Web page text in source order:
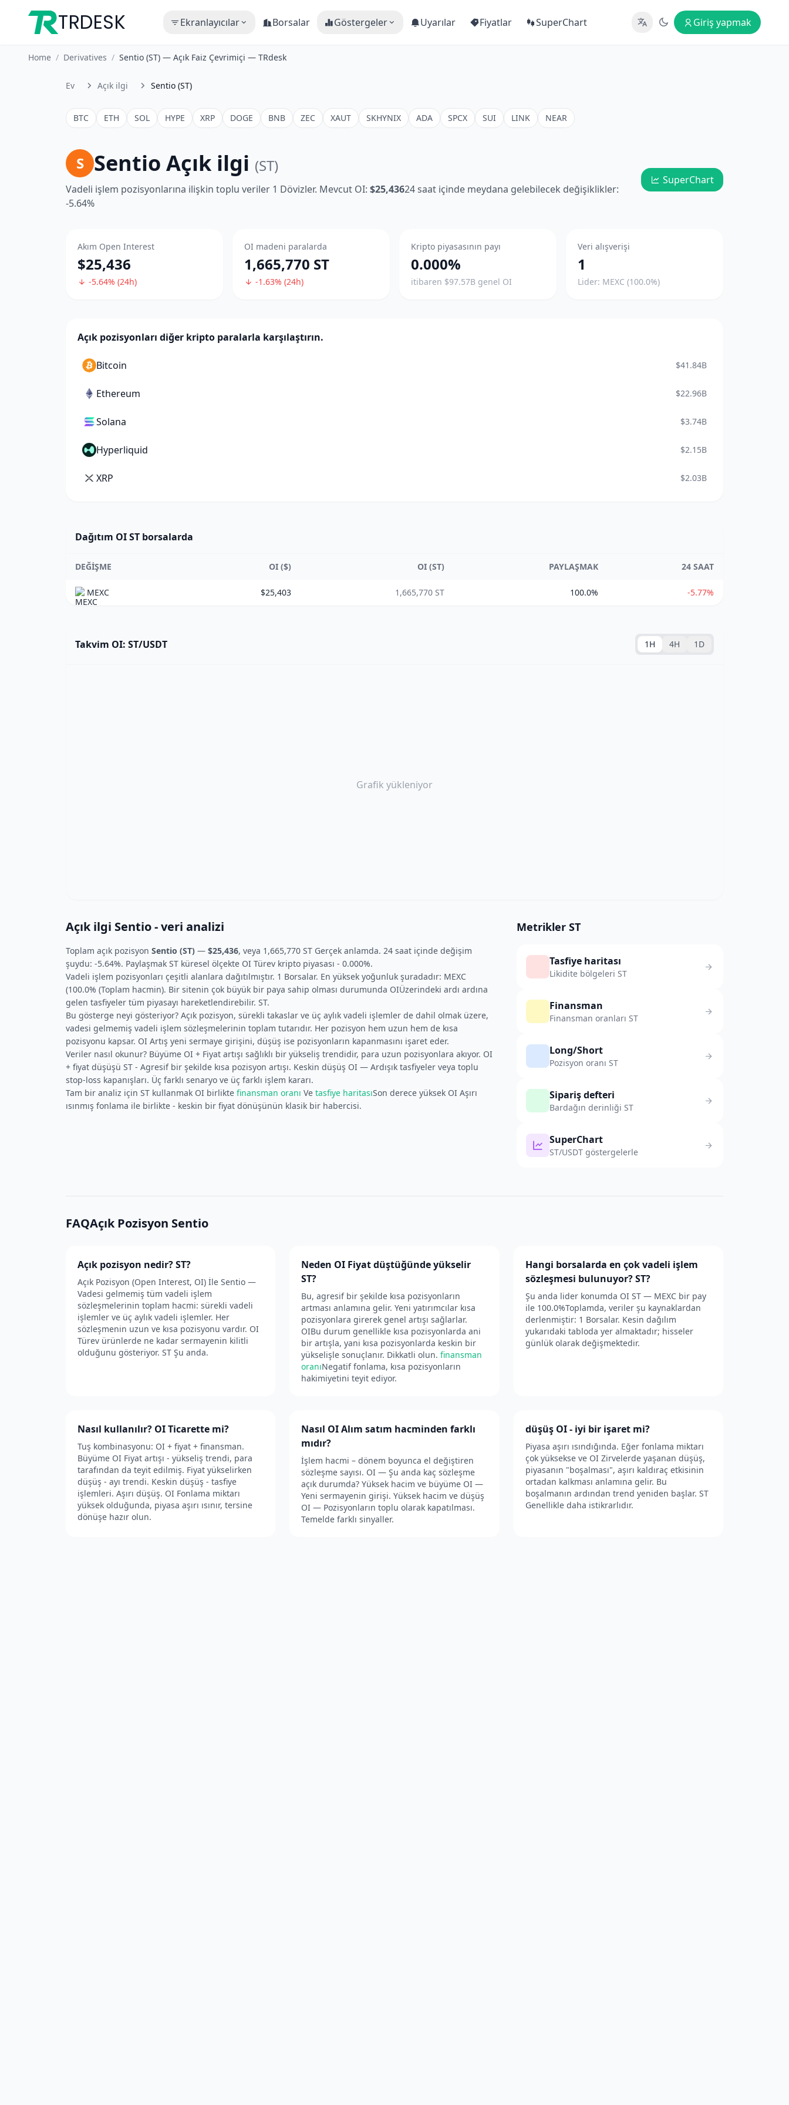
TRDESK Ekranlayıcılar Borsalar Göstergeler Uyarılar Fiyatlar SuperChart Giriş yapmak
Home / Derivatives / Sentio (ST) — Açık Faiz Çevrimiçi — TRdesk
Ev Açık ilgi Sentio (ST)
BTC ETH SOL HYPE XRP DOGE BNB ZEC XAUT SKHYNIX ADA SPCX SUI LINK NEAR
S Sentio Açık ilgi (ST)
Vadeli işlem pozisyonlarına ilişkin toplu veriler 1 Dövizler. Mevcut OI: $25,43624 saat içinde meydana gelebilecek değişiklikler:
-5.64%
SuperChart
Akım Open Interest
$25,436
-5.64% (24h)
OI madeni paralarda
1,665,770 ST
-1.63% (24h)
Kripto piyasasının payı
0.000%
itibaren $97.57B genel OI
Veri alışverişi
1
Lider: MEXC (100.0%)
Açık pozisyonları diğer kripto paralarla karşılaştırın.
Bitcoin $41.84B
Ethereum $22.96B
Solana $3.74B
Hyperliquid $2.15B
XRP $2.03B
Dağıtım OI ST borsalarda
DEĞIŞME OI ($) OI (ST) PAYLAŞMAK 24 SAAT
MEXC $25,403 1,665,770 ST 100.0% -5.77%
Takvim OI: ST/USDT 1H 4H 1D
Grafik yükleniyor
Açık ilgi Sentio - veri analizi
Toplam açık pozisyon Sentio (ST) — $25,436, veya 1,665,770 ST Gerçek anlamda. 24 saat içinde değişim
şuydu: -5.64%. Paylaşmak ST küresel ölçekte OI Türev kripto piyasası - 0.000%.
Vadeli işlem pozisyonları çeşitli alanlara dağıtılmıştır. 1 Borsalar. En yüksek yoğunluk şuradadır: MEXC
(100.0% (Toplam hacmin). Bir sitenin çok büyük bir paya sahip olması durumunda OIÜzerindeki ardı ardına
gelen tasfiyeler tüm piyasayı hareketlendirebilir. ST.
Bu gösterge neyi gösteriyor? Açık pozisyon, sürekli takaslar ve üç aylık vadeli işlemler de dahil olmak üzere,
vadesi gelmemiş vadeli işlem sözleşmelerinin toplam tutarıdır. Her pozisyon hem uzun hem de kısa
pozisyonu kapsar. OI Artış yeni sermaye girişini, düşüş ise pozisyonların kapanmasını işaret eder.
Veriler nasıl okunur? Büyüme OI + Fiyat artışı sağlıklı bir yükseliş trendidir, para uzun pozisyonlara akıyor. OI
+ fiyat düşüşü ST - Agresif bir şekilde kısa pozisyon artışı. Keskin düşüş OI — Ardışık tasfiyeler veya toplu
stop-loss kapanışları. Üç farklı senaryo ve üç farklı işlem kararı.
Tam bir analiz için ST kullanmak OI birlikte finansman oranı Ve tasfiye haritasıSon derece yüksek OI Aşırı
ısınmış fonlama ile birlikte - keskin bir fiyat dönüşünün klasik bir habercisi.
Metrikler ST
Tasfiye haritası
Likidite bölgeleri ST
Finansman
Finansman oranları ST
Long/Short
Pozisyon oranı ST
Sipariş defteri
Bardağın derinliği ST
SuperChart
ST/USDT göstergelerle
FAQAçık Pozisyon Sentio
Açık pozisyon nedir? ST?
Açık Pozisyon (Open Interest, OI) İle Sentio —
Vadesi gelmemiş tüm vadeli işlem
sözleşmelerinin toplam hacmi: sürekli vadeli
işlemler ve üç aylık vadeli işlemler. Her
sözleşmenin uzun ve kısa pozisyonu vardır. OI
Türev ürünlerde ne kadar sermayenin kilitli
olduğunu gösteriyor. ST Şu anda.
Neden OI Fiyat düştüğünde yükselir
ST?
Bu, agresif bir şekilde kısa pozisyonların
artması anlamına gelir. Yeni yatırımcılar kısa
pozisyonlara girerek genel artışı sağlarlar.
OIBu durum genellikle kısa pozisyonlarda ani
bir artışla, yani kısa pozisyonlarda keskin bir
yükselişle sonuçlanır. Dikkatli olun.finansman
oranıNegatif fonlama, kısa pozisyonların
hakimiyetini teyit ediyor.
Hangi borsalarda en çok vadeli işlem
sözleşmesi bulunuyor? ST?
Şu anda lider konumda OI ST — MEXC bir pay
ile 100.0%Toplamda, veriler şu kaynaklardan
derlenmiştir: 1 Borsalar. Kesin dağılım
yukarıdaki tabloda yer almaktadır; hisseler
günlük olarak değişmektedir.
Nasıl kullanılır? OI Ticarette mi?
Tuş kombinasyonu: OI + fiyat + finansman.
Büyüme OI Fiyat artışı - yükseliş trendi, para
tarafından da teyit edilmiş. Fiyat yükselirken
düşüş - ayı trendi. Keskin düşüş - tasfiye
işlemleri. Aşırı düşüş. OI Fonlama miktarı
yüksek olduğunda, piyasa aşırı ısınır, tersine
dönüşe hazır olun.
Nasıl OI Alım satım hacminden farklı
mıdır?
İşlem hacmi – dönem boyunca el değiştiren
sözleşme sayısı. OI — Şu anda kaç sözleşme
açık durumda? Yüksek hacim ve büyüme OI —
Yeni sermayenin girişi. Yüksek hacim ve düşüş
OI — Pozisyonların toplu olarak kapatılması.
Temelde farklı sinyaller.
düşüş OI - iyi bir işaret mi?
Piyasa aşırı ısındığında. Eğer fonlama miktarı
çok yüksekse ve OI Zirvelerde yaşanan düşüş,
piyasanın "boşalması", aşırı kaldıraç etkisinin
ortadan kalkması anlamına gelir. Bu
boşalmanın ardından trend yeniden başlar. ST
Genellikle daha istikrarlıdır.